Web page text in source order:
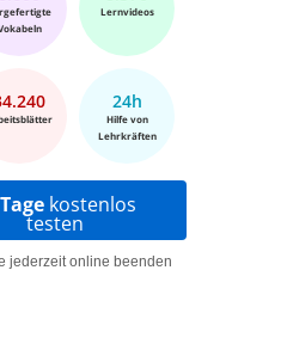
Lernvideos
24h
Hilfe von
Lehrkräften
kostenlos
testen
jederzeit online beenden